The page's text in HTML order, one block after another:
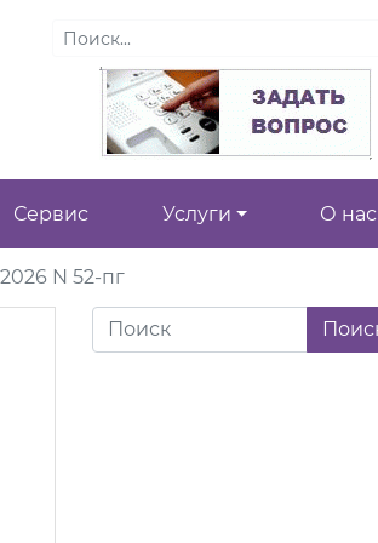
Сервис Услуги О нас
N 52-пг